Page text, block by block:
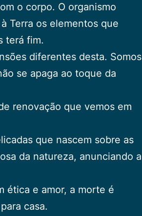
o corpo. O organismo
Terra os elementos que
terá fim.
diferentes desta. Somos
se apaga ao toque da
renovação que vemos em
que nascem sobre as
da natureza, anunciando a
ética e amor, a morte é
casa.